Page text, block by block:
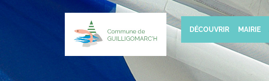
DÉCOUVRIR MAIRIE